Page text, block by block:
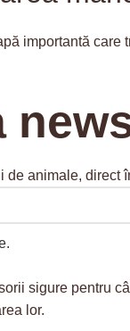
importantă care
de animale, direct
sigure pentru
lor.